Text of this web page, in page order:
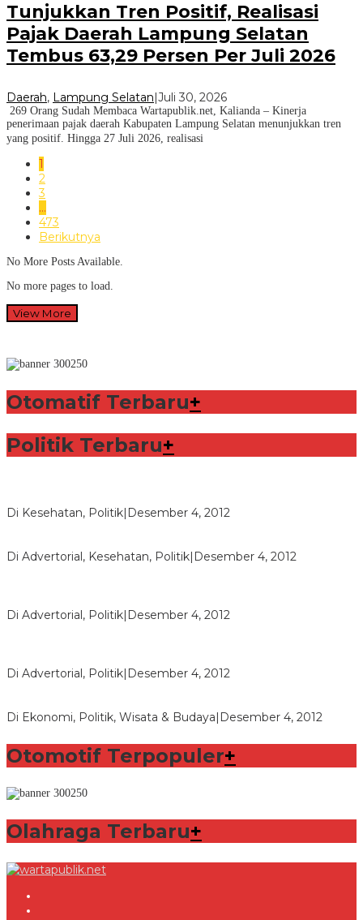
Tunjukkan Tren Positif, Realisasi
Pajak Daerah Lampung Selatan
Tembus 63,29 Persen Per Juli 2026
Daerah, Lampung Selatan Juli 30, 2026
269 Orang Sudah Membaca Wartapublik.net, Kalianda – Kinerja
penerimaan pajak daerah Kabupaten Lampung Selatan menunjukkan tren
yang positif. Hingga 27 Juli 2026, realisasi
1
2
3
…
473
Berikutnya
No More Posts Available.
No more pages to load.
View More
Otomatif Terbaru+
Politik Terbaru+
Di Kesehatan, Politik Desember 4, 2012
Di Advertorial, Kesehatan, Politik Desember 4, 2012
Di Advertorial, Politik Desember 4, 2012
Di Advertorial, Politik Desember 4, 2012
Di Ekonomi, Politik, Wisata & Budaya Desember 4, 2012
Otomotif Terpopuler+
Olahraga Terbaru+